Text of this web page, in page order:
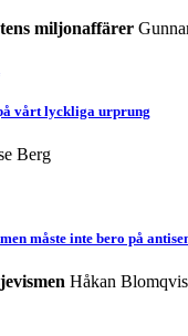
miljonaffärer
vårt lyckliga urprung
Berg
måste inte bero på
Håkan